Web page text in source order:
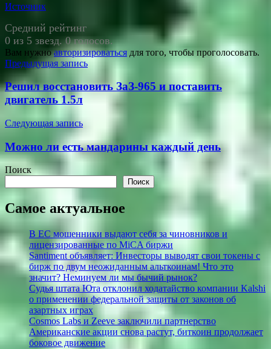
Источник
Средний рейтинг
0 из 5 звезд. 0 голосов.
Вам нужноавторизироваться для того, чтобы проголосовать.
Навигация
по
записям
Предыдущая запись
Решил восстановить ЗаЗ-965 и поставить
двигатель 1.5л
Следующая запись
Можно ли есть мандарины каждый день
Поиск
Поиск
Самое актуальное
В ЕС мошенники выдают себя за чиновников и
лицензированные по MiCA биржи
Santiment объявляет: Инвесторы выводят свои токены с
бирж по двум неожиданным альткоинам! Что это
значит? Неминуем ли мы бычий рынок?
Судья штата Юта отклонил ходатайство компании Kalshi
о применении федеральной защиты от законов об
азартных играх
Cosmos Labs и Zeeve заключили партнерство
Американские акции снова растут, биткоин продолжает
боковое движение